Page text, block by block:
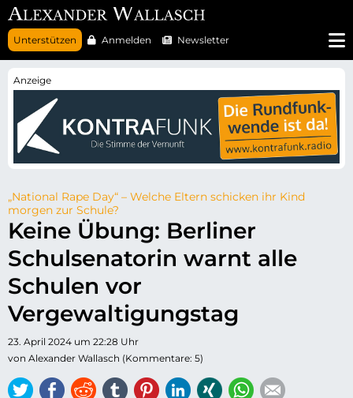
N
a
v
s
p
n
g
e
n
Unterstützen Anmelden Newsletter
„National Rape Day“ – Welche Eltern schicken ihr Kind
morgen zur Schule?
Keine Übung: Berliner
Schulsenatorin warnt alle
Schulen vor
Vergewaltigungstag
23. April 2024 um 22:28 Uhr
von Alexander Wallasch (Kommentare: 5)
TwitterFacebook
ReddittumblrPinterestLinkedIn
Xing WhatsApp